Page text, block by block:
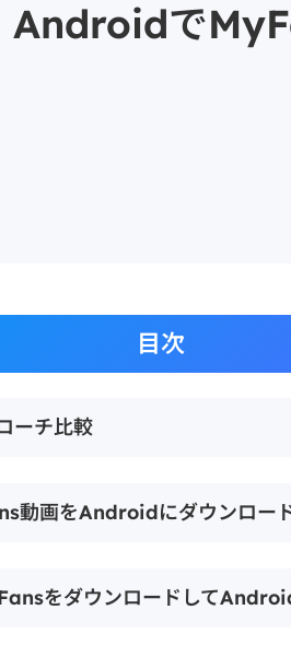
Androidで
目次
ーチ比較
動画をAndroidにダウンロー
をダウンロードして